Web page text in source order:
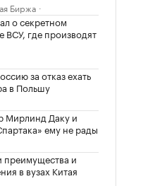
Биржа
о секретном
ВСУ, где производят
за отказ ехать
в Польшу
Мирлинд Даку и
ему не рады
преимущества и
в вузах Китая